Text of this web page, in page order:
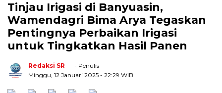
Tinjau Irigasi di Banyuasin,
Wamendagri Bima Arya Tegaskan
Pentingnya Perbaikan Irigasi
untuk Tingkatkan Hasil Panen
Redaksi SR
- Penulis
Minggu, 12 Januari 2025 - 22:29 WIB